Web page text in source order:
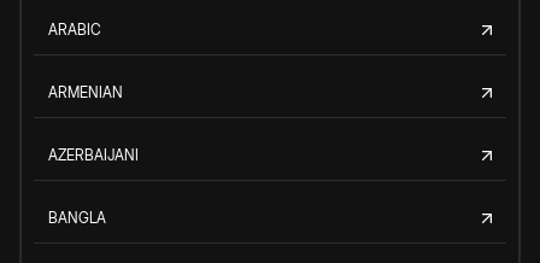
ARABIC
ARMENIAN
AZERBAIJANI
BANGLA